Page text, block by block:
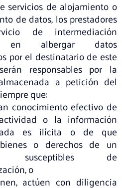
servicios de alojamiento o
de datos, los prestadores
de intermediación
en albergar datos
por el destinatario de este
responsables por la
a petición del
que:
conocimiento efectivo de
o la información
es ilícita o de que
o derechos de un
susceptibles de
o
actúen con diligencia